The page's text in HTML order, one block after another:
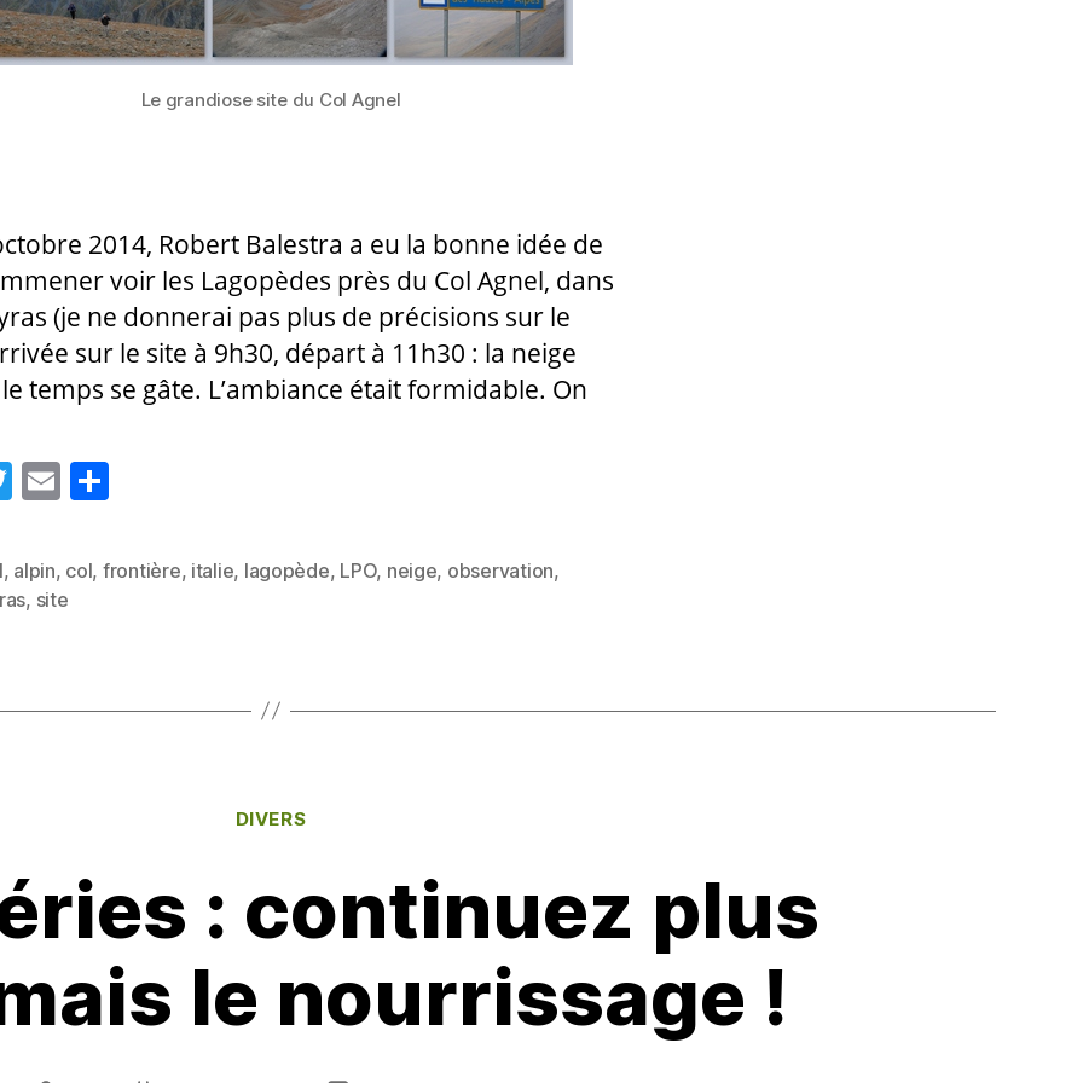
Le grandiose site du Col Agnel
2014, Robert Balestra a eu la bonne idée de
voir les Lagopèdes près du Col Agnel, dans
(je ne donnerai pas plus de précisions sur le
sur le site à 9h30, départ à 11h30 : la neige
temps se gâte. L’ambiance était formidable. On
T
itt
er
E
ai
l
rt
, alpin, col, frontière, italie, lagopède, LPO, neige, observation,
, site
Catégories
DIVERS
: continuez plus
le nourrissage !